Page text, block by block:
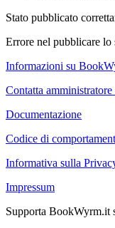
Stato pubblicato
Errore nel pubblicare lo
Informazioni su
Contatta
Documentazione
Codice di
Informativa sulla
Impressum
Supporta BookWyrm.it